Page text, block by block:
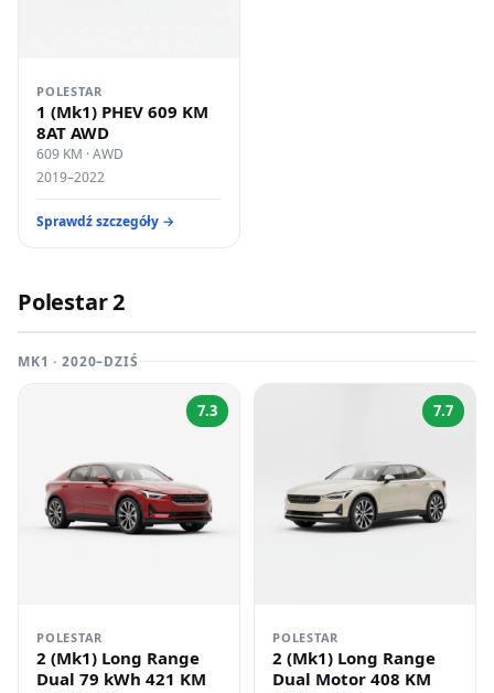
POLESTAR
1 (Mk1) PHEV 609 KM
8AT AWD
609 KM · AWD
2019–2022
Sprawdź szczegóły →
Polestar 2
MK1 · 2020–DZIŚ
7.3
POLESTAR
2 (Mk1) Long Range
Dual 79 kWh 421 KM
7.7
POLESTAR
2 (Mk1) Long Range
Dual Motor 408 KM